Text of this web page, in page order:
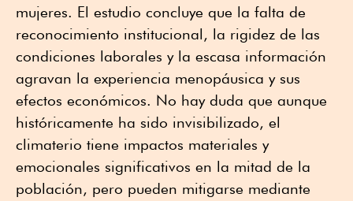
mujeres. El estudio concluye que la falta de
reconocimiento institucional, la rigidez de las
condiciones laborales y la escasa información
agravan la experiencia menopáusica y sus
efectos económicos. No hay duda que aunque
históricamente ha sido invisibilizado, el
climaterio tiene impactos materiales y
emocionales significativos en la mitad de la
población, pero pueden mitigarse mediante